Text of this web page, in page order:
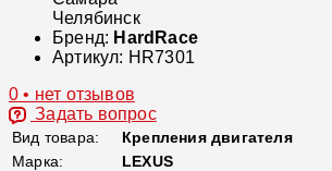
Челябинск
Бренд: HardRace
Артикул: HR7301
0 • нет отзывов
Задать вопрос
Вид товара:
Крепления двигателя
Марка:
LEXUS